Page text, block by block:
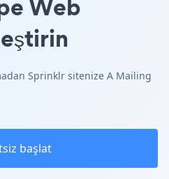
Web
Sprinklr sitenize A Mailing
başlat